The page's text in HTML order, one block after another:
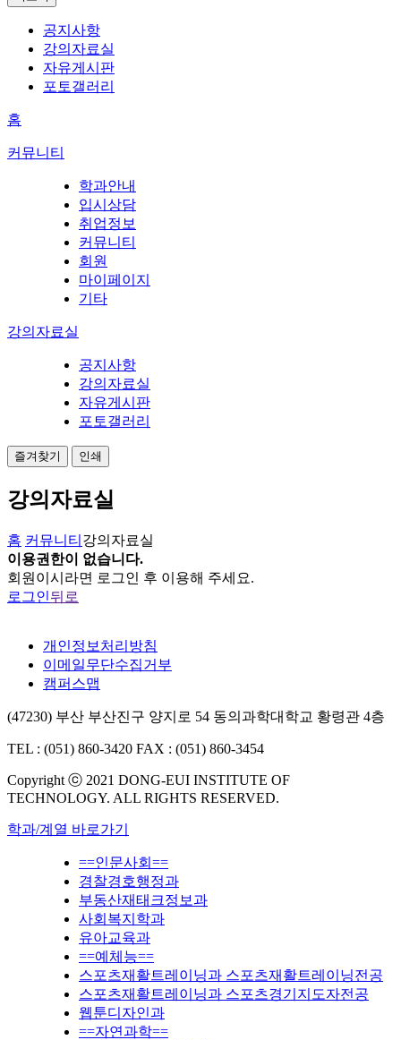
공지사항
강의자료실
자유게시판
포토갤러리
홈
커뮤니티
학과안내
입시상담
취업정보
커뮤니티
회원
마이페이지
기타
강의자료실
공지사항
강의자료실
자유게시판
포토갤러리
즐겨찾기 인쇄
강의자료실
홈 커뮤니티 강의자료실
이용권한이 없습니다.
회원이시라면 로그인 후 이용해 주세요.
로그인뒤로
개인정보처리방침
이메일무단수집거부
캠퍼스맵
(47230) 부산 부산진구 양지로 54 동의과학대학교 황령관 4층
TEL : (051) 860-3420 FAX : (051) 860-3454
Copyright ⓒ 2021 DONG-EUI INSTITUTE OF
TECHNOLOGY. ALL RIGHTS RESERVED.
학과/계열 바로가기
==인문사회==
경찰경호행정과
부동산재태크정보과
사회복지학과
유아교육과
==예체능==
스포츠재활트레이닝과 스포츠재활트레이닝전공
스포츠재활트레이닝과 스포츠경기지도자전공
웹툰디자인과
==자연과학==